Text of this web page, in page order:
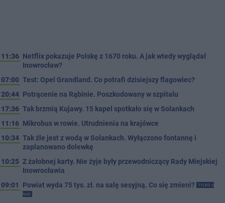
11:36 Netflix pokazuje Polskę z 1670 roku. A jak wtedy wyglądał
Inowrocław?
07:00 Test: Opel Grandland. Co potrafi dzisiejszy flagowiec?
20:44 Potrącenie na Rąbinie. Poszkodowany w szpitalu
17:36 Tak brzmią Kujawy. 15 kapel spotkało się w Solankach
11:16 Mikrobus w rowie. Utrudnienia na krajówce
10:34 Tak źle jest z wodą w Solankach. Wyłączono fontannę i
zaplanowano dolewkę
10:25 Z żałobnej karty. Nie żyje były przewodniczący Rady Miejskiej
Inowrocławia
09:01
Powiat wyda 75 tys. zł. na salę sesyjną. Co się zmieni?
TYLKO U
NAS